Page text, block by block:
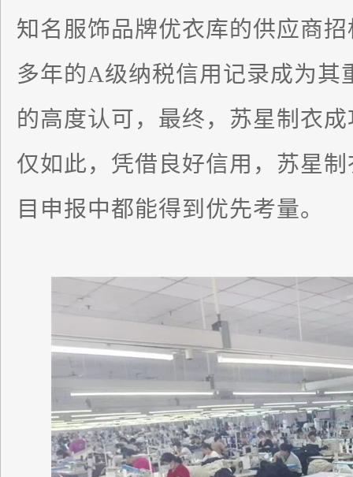
知名服饰品牌优衣库的供应商
多年的A级纳税信用记录成为其
的高度认可，最终，苏星制衣
仅如此，凭借良好信用，苏星
目申报中都能得到优先考量。